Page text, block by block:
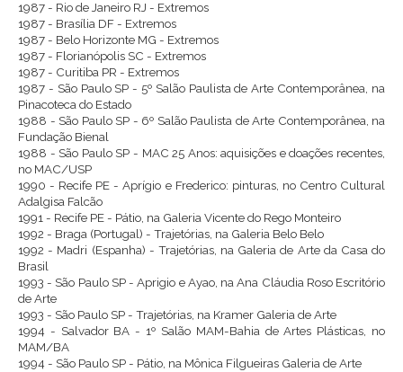
1987 - Rio de Janeiro RJ - Extremos
1987 - Brasília DF - Extremos
1987 - Belo Horizonte MG - Extremos
1987 - Florianópolis SC - Extremos
1987 - Curitiba PR - Extremos
1987 - São Paulo SP - 5º Salão Paulista de Arte Contemporânea, na
Pinacoteca do Estado
1988 - São Paulo SP - 6º Salão Paulista de Arte Contemporânea, na
Fundação Bienal
1988 - São Paulo SP - MAC 25 Anos: aquisições e doações recentes,
no MAC/USP
1990 - Recife PE - Aprígio e Frederico: pinturas, no Centro Cultural
Adalgisa Falcão
1991 - Recife PE - Pátio, na Galeria Vicente do Rego Monteiro
1992 - Braga (Portugal) - Trajetórias, na Galeria Belo Belo
1992 - Madri (Espanha) - Trajetórias, na Galeria de Arte da Casa do
Brasil
1993 - São Paulo SP - Aprigio e Ayao, na Ana Cláudia Roso Escritório
de Arte
1993 - São Paulo SP - Trajetórias, na Kramer Galeria de Arte
1994 - Salvador BA - 1º Salão MAM-Bahia de Artes Plásticas, no
MAM/BA
1994 - São Paulo SP - Pátio, na Mônica Filgueiras Galeria de Arte